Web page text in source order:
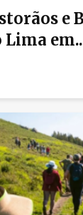
e